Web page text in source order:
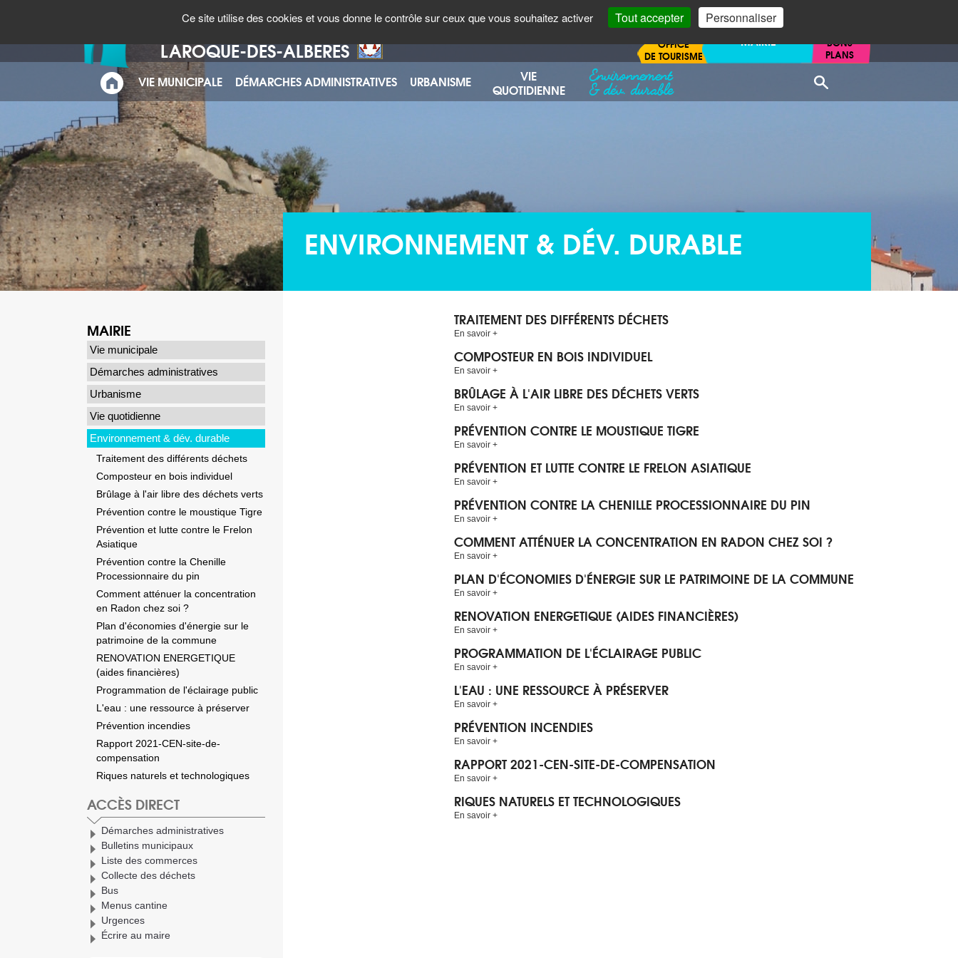
N° URGENCES
INTERACTIVE
AGENDA
LAROQUE-DES-ALBÈRES
OFFICE
DE TOURISME
MAIRIE
BONS
PLANS
ACCUEIL
VIE MUNICIPALE DÉMARCHES ADMINISTRATIVES URBANISME
VIE
QUOTIDIENNE
Environnement
& dév. durable
ENVIRONNEMENT & DÉV. DURABLE
TRAITEMENT DES DIFFÉRENTS DÉCHETS
En savoir +
COMPOSTEUR EN BOIS INDIVIDUEL
En savoir +
BRÛLAGE À L'AIR LIBRE DES DÉCHETS VERTS
En savoir +
PRÉVENTION CONTRE LE MOUSTIQUE TIGRE
En savoir +
PRÉVENTION ET LUTTE CONTRE LE FRELON ASIATIQUE
En savoir +
PRÉVENTION CONTRE LA CHENILLE PROCESSIONNAIRE DU PIN
En savoir +
COMMENT ATTÉNUER LA CONCENTRATION EN RADON CHEZ SOI ?
En savoir +
PLAN D'ÉCONOMIES D'ÉNERGIE SUR LE PATRIMOINE DE LA COMMUNE
En savoir +
RENOVATION ENERGETIQUE (AIDES FINANCIÈRES)
En savoir +
PROGRAMMATION DE L'ÉCLAIRAGE PUBLIC
En savoir +
L'EAU : UNE RESSOURCE À PRÉSERVER
En savoir +
PRÉVENTION INCENDIES
En savoir +
RAPPORT 2021-CEN-SITE-DE-COMPENSATION
En savoir +
RIQUES NATURELS ET TECHNOLOGIQUES
En savoir +
MAIRIE
Vie municipale
Démarches administratives
Urbanisme
Vie quotidienne
Environnement & dév. durable
Traitement des différents déchets
Composteur en bois individuel
Brûlage à l'air libre des déchets verts
Prévention contre le moustique Tigre
Prévention et lutte contre le Frelon
Asiatique
Prévention contre la Chenille
Processionnaire du pin
Comment atténuer la concentration
en Radon chez soi ?
Plan d'économies d'énergie sur le
patrimoine de la commune
RENOVATION ENERGETIQUE
(aides financières)
Programmation de l'éclairage public
L'eau : une ressource à préserver
Prévention incendies
Rapport 2021-CEN-site-de-
compensation
Riques naturels et technologiques
ACCÈS DIRECT
Démarches administratives
Bulletins municipaux
Liste des commerces
Collecte des déchets
Bus
Menus cantine
Urgences
Écrire au maire
Ce site utilise des cookies et vous donne le contrôle sur ceux que vous souhaitez activer Tout accepter Personnaliser